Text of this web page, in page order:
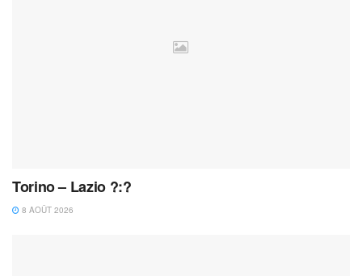
Torino – Lazio ?:?
8 AOÛT 2026